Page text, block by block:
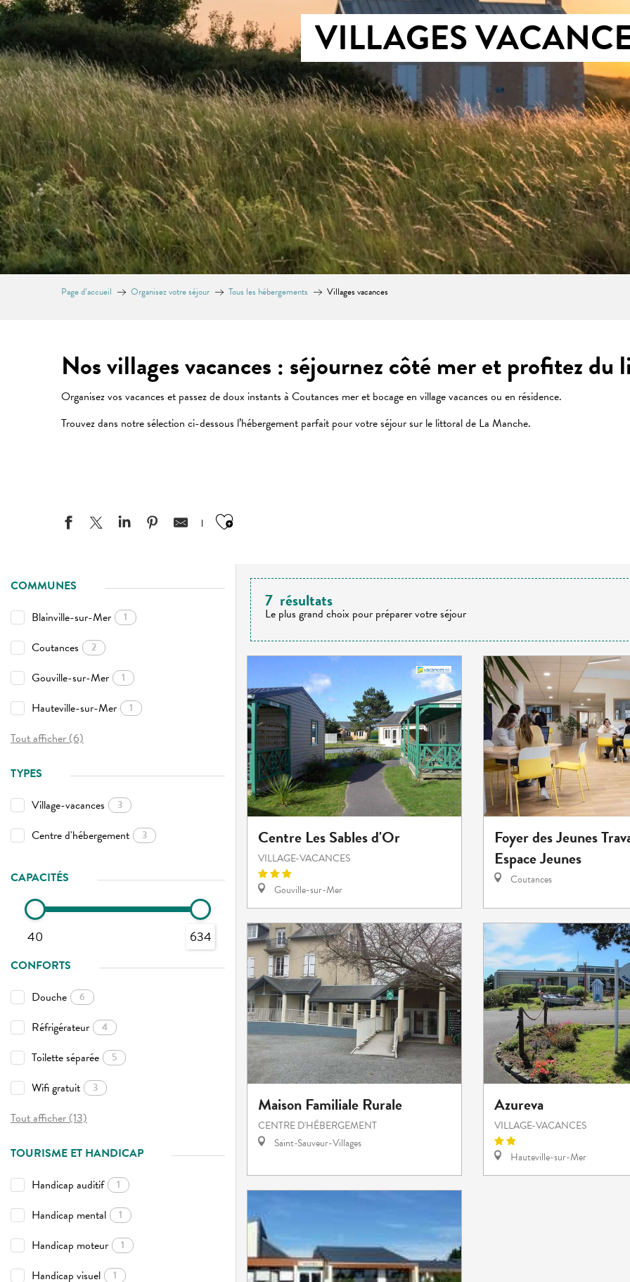
VILLAGES
Page d’accueil Organisez votre séjour Tous les hébergements Villages vacances
Nos villages vacances : séjournez côté mer et profitez du
Organisez vos vacances et passez de doux instants à Coutances mer et bocage en village vacances ou en résidence.
Trouvez dans notre sélection ci-dessous l’hébergement parfait pour votre séjour sur le littoral de La Manche.
Ajouter aux favoris
COMMUNES
Blainville-sur-Mer
1
Coutances 2
Gouville-sur-Mer 1
Hauteville-sur-Mer 1
Tout afficher (6)
TYPES
Village-vacances
3
Centre d'hébergement 3
CAPACITÉS
40 634
CONFORTS
Douche
6
Réfrigérateur 4
Toilette séparée 5
Wifi gratuit 3
Tout afficher (13)
TOURISME ET HANDICAP
Handicap auditif
1
Handicap mental 1
Handicap moteur 1
Handicap visuel 1
7 résultats
Le plus grand choix pour préparer votre séjour
Centre Les Sables d'Or
VILLAGE-VACANCES
Gouville-sur-Mer
Foyer des Jeunes
Espace Jeunes
Coutances
Maison Familiale Rurale
CENTRE D'HÉBERGEMENT
Saint-Sauveur-Villages
Azureva
VILLAGE-VACANCES
Hauteville-sur-Mer